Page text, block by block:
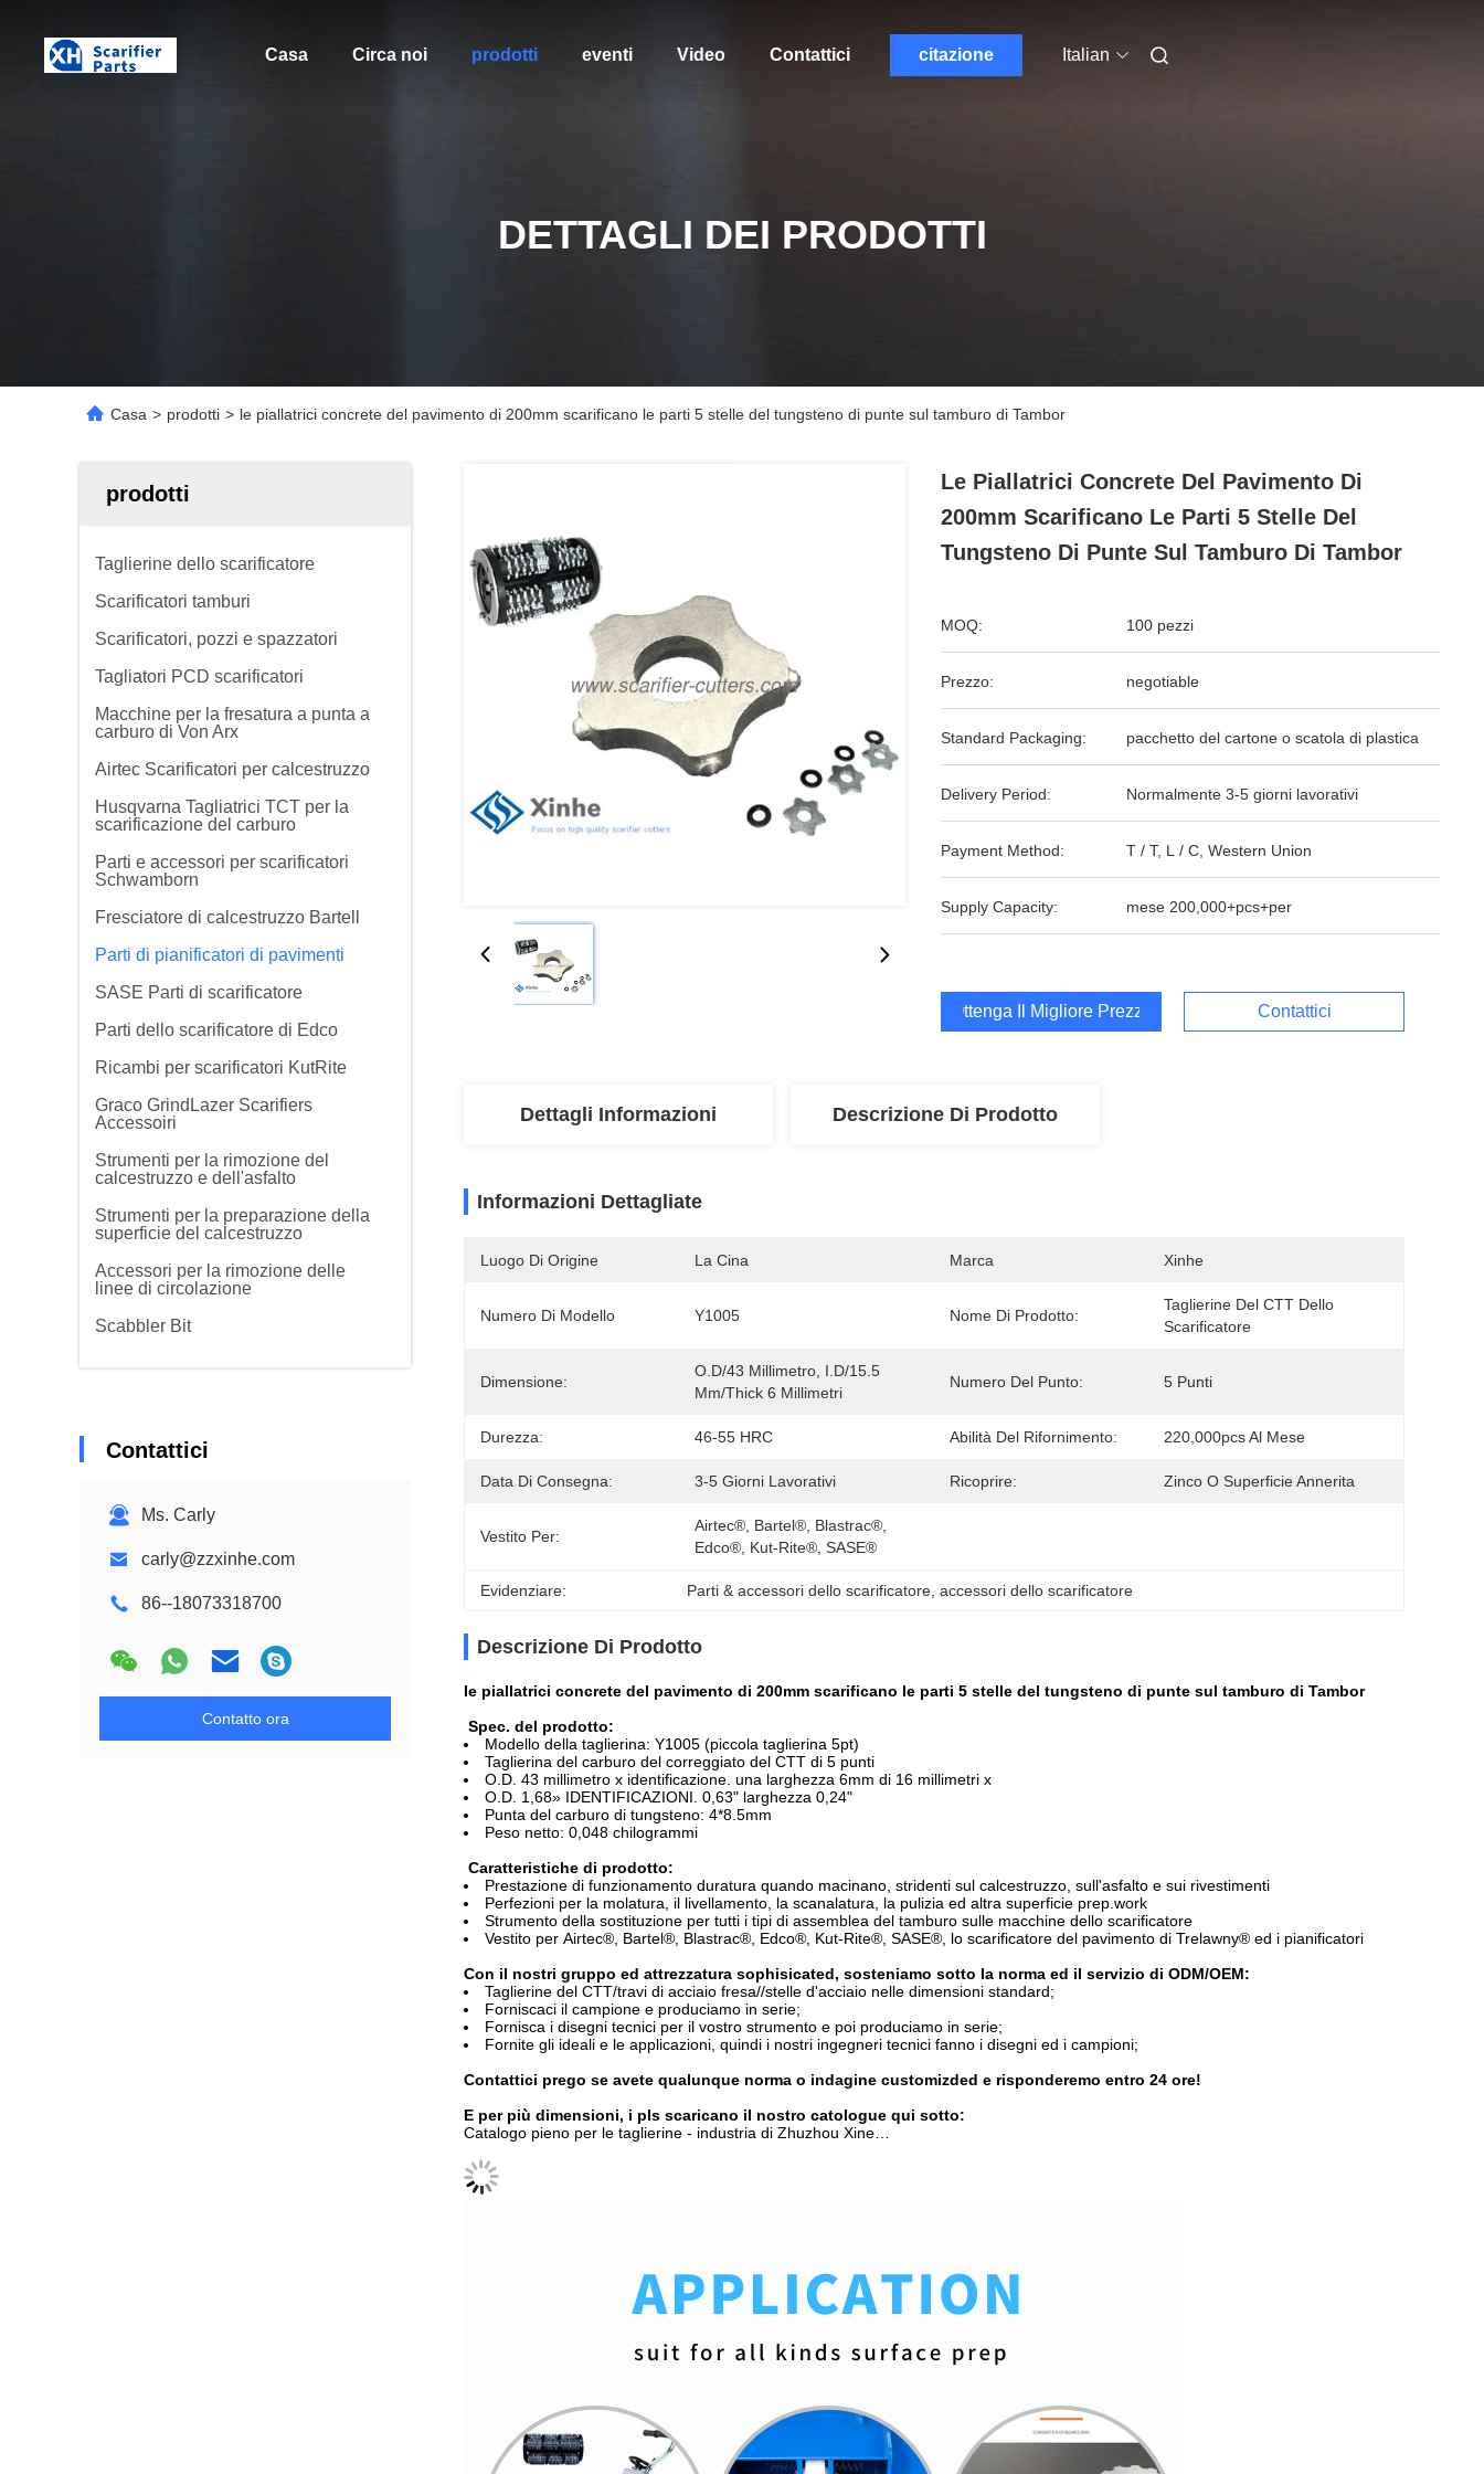
Casa Circa noi prodotti eventi Video Contattici citazione Italian
DETTAGLI DEI PRODOTTI
Casa > prodotti > le piallatrici concrete del pavimento di 200mm scarificano le parti 5 stelle del tungsteno di punte sul tamburo di Tambor
prodotti
Taglierine dello scarificatore
Scarificatori tamburi
Scarificatori, pozzi e spazzatori
Tagliatori PCD scarificatori
Macchine per la fresatura a punta a
carburo di Von Arx
Airtec Scarificatori per calcestruzzo
Husqvarna Tagliatrici TCT per la
scarificazione del carburo
Parti e accessori per scarificatori
Schwamborn
Fresciatore di calcestruzzo Bartell
Parti di pianificatori di pavimenti
SASE Parti di scarificatore
Parti dello scarificatore di Edco
Ricambi per scarificatori KutRite
Graco GrindLazer Scarifiers
Accessoiri
Strumenti per la rimozione del
calcestruzzo e dell'asfalto
Strumenti per la preparazione della
superficie del calcestruzzo
Accessori per la rimozione delle
linee di circolazione
Scabbler Bit
Contattici
Ms. Carly
carly@zzxinhe.com
86--18073318700
Contatto ora
Le Piallatrici Concrete Del Pavimento Di
200mm Scarificano Le Parti 5 Stelle Del
Tungsteno Di Punte Sul Tamburo Di Tambor
MOQ: 100 pezzi
Prezzo: negotiable
Standard Packaging: pacchetto del cartone o scatola di plastica
Delivery Period: Normalmente 3-5 giorni lavorativi
Payment Method: T / T, L / C, Western Union
Supply Capacity: mese 200,000+pcs+per
Ottenga Il Migliore Prezzo Contattici
Dettagli Informazioni Descrizione Di Prodotto
Informazioni Dettagliate
Luogo Di Origine La Cina Marca Xinhe
Numero Di Modello Y1005 Nome Di Prodotto:
Taglierine Del CTT Dello
Scarificatore
Dimensione:
O.D/43 Millimetro, I.D/15.5
Mm/Thick 6 Millimetri
Numero Del Punto: 5 Punti
Durezza: 46-55 HRC Abilità Del Rifornimento: 220,000pcs Al Mese
Data Di Consegna: 3-5 Giorni Lavorativi Ricoprire: Zinco O Superficie Annerita
Vestito Per:
Airtec®, Bartel®, Blastrac®,
Edco®, Kut-Rite®, SASE®
Evidenziare: Parti & accessori dello scarificatore , accessori dello scarificatore
Descrizione Di Prodotto
le piallatrici concrete del pavimento di 200mm scarificano le parti 5 stelle del tungsteno di punte sul tamburo di Tambor
Spec. del prodotto:
Modello della taglierina: Y1005 (piccola taglierina 5pt)
Taglierina del carburo del correggiato del CTT di 5 punti
O.D. 43 millimetro x identificazione. una larghezza 6mm di 16 millimetri x
O.D. 1,68» IDENTIFICAZIONI. 0,63" larghezza 0,24"
Punta del carburo di tungsteno: 4*8.5mm
Peso netto: 0,048 chilogrammi
Caratteristiche di prodotto:
Prestazione di funzionamento duratura quando macinano, stridenti sul calcestruzzo, sull'asfalto e sui rivestimenti
Perfezioni per la molatura, il livellamento, la scanalatura, la pulizia ed altra superficie prep.work
Strumento della sostituzione per tutti i tipi di assemblea del tamburo sulle macchine dello scarificatore
Vestito per Airtec®, Bartel®, Blastrac®, Edco®, Kut-Rite®, SASE®, lo scarificatore del pavimento di Trelawny® ed i pianificatori
Con il nostri gruppo ed attrezzatura sophisicated, sosteniamo sotto la norma ed il servizio di ODM/OEM:
Taglierine del CTT/travi di acciaio fresa//stelle d'acciaio nelle dimensioni standard;
Forniscaci il campione e produciamo in serie;
Fornisca i disegni tecnici per il vostro strumento e poi produciamo in serie;
Fornite gli ideali e le applicazioni, quindi i nostri ingegneri tecnici fanno i disegni ed i campioni;
Contattici prego se avete qualunque norma o indagine customizded e risponderemo entro 24 ore!
E per più dimensioni, i pls scaricano il nostro catologue qui sotto:
Catalogo pieno per le taglierine - industria di Zhuzhou Xine…